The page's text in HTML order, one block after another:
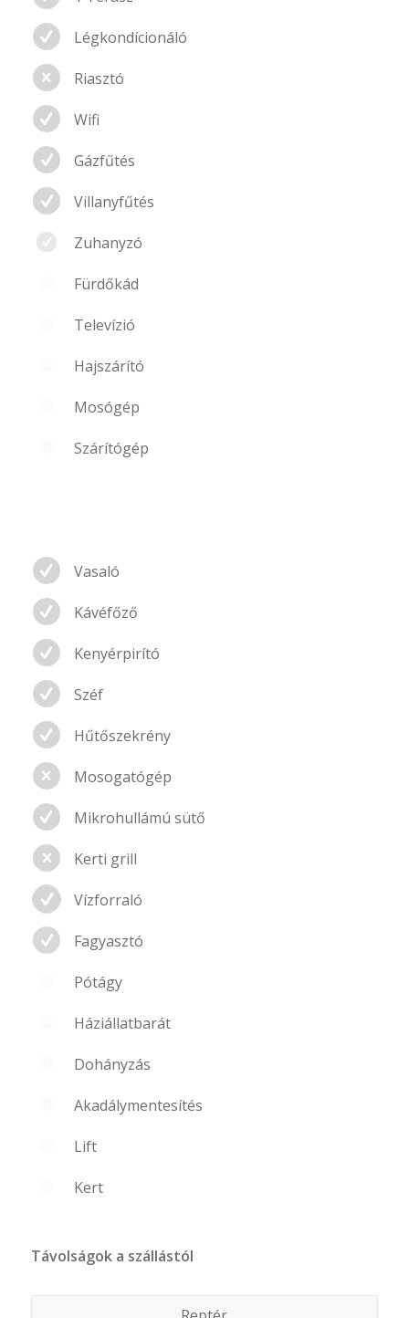
Légkondícionáló
Riasztó
Wifi
Gázfűtés
Villanyfűtés
Zuhanyzó
Fürdőkád
Televízió
Hajszárító
Mosógép
Szárítógép
Vasaló
Kávéfőző
Kenyérpirító
Széf
Hűtőszekrény
Mosogatógép
Mikrohullámú sütő
Kerti grill
Vízforraló
Fagyasztó
Pótágy
Háziállatbarát
Dohányzás
Akadálymentesítés
Lift
Kert
Távolságok a szállástól